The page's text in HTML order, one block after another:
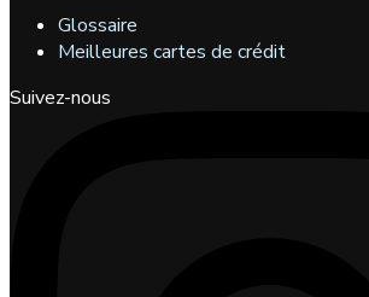
Glossaire
Meilleures cartes de crédit
Suivez-nous